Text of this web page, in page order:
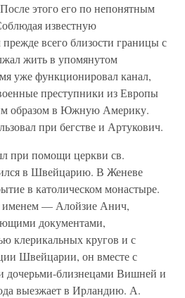
этого его по непонятным
известную
всего близости границы с
жить в упомянутом
уже функционировал канал,
преступники из Европы
образом в Южную Америку.
при бегстве и Артукович.
при помощи церкви св.
в Швейцарию. В Женеве
в католическом монастыре.
— Алойзие Анич,
документами,
клерикальных кругов и с
Швейцарии, он вместе с
близнецами Вишней и
выезжает в Ирландию. А.